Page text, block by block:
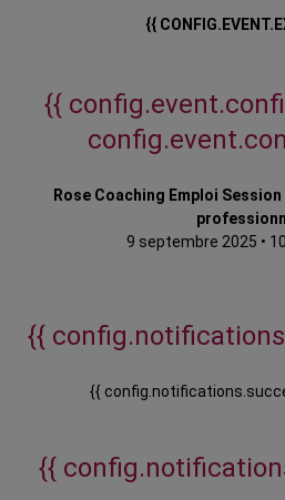
{{
{{
Rose Coaching Emploi
9 septembre 2025 •
{{
{{
{{